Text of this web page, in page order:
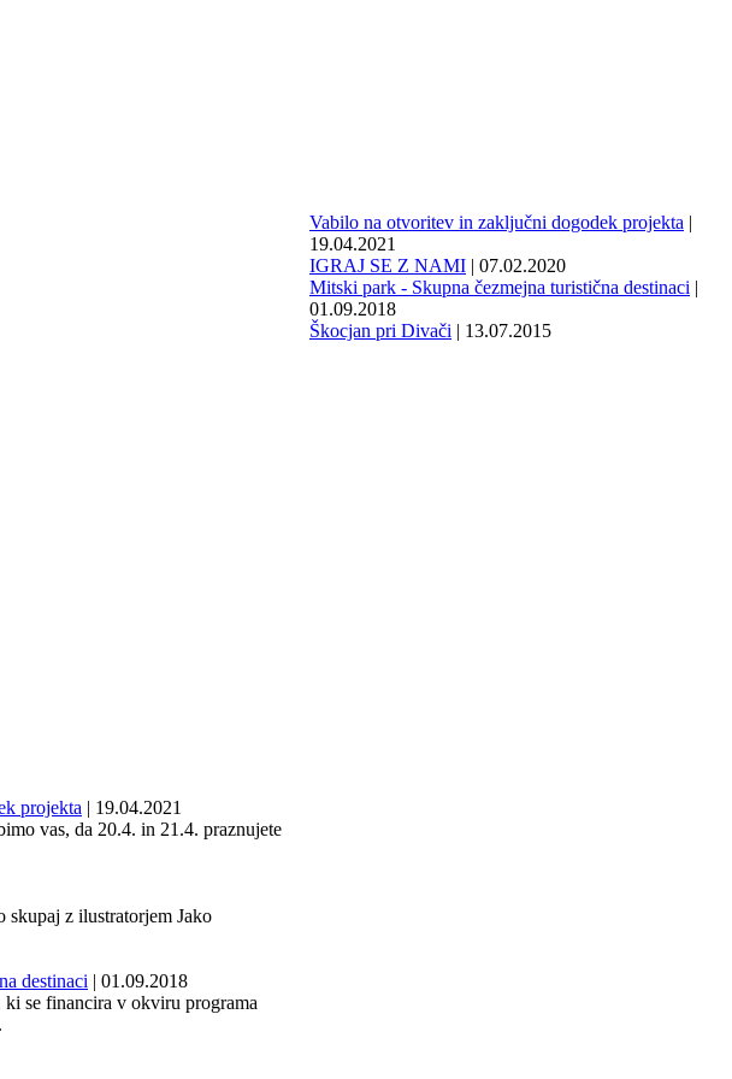
Vabilo na otvoritev in zaključni dogodek projekta |
19.04.2021
IGRAJ SE Z NAMI | 07.02.2020
Mitski park - Skupna čezmejna turistična destinaci |
01.09.2018
Škocjan pri Divači | 13.07.2015
projekta | 19.04.2021
vas, da 20.4. in 21.4. praznujete
z ilustratorjem Jako
destinaci | 01.09.2018
se financira v okviru programa